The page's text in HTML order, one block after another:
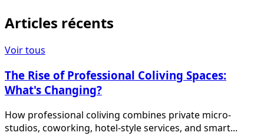
Articles récents
Voir tous
The Rise of Professional Coliving Spaces:
What's Changing?
How professional coliving combines private micro-
studios, coworking, hotel-style services, and smart...